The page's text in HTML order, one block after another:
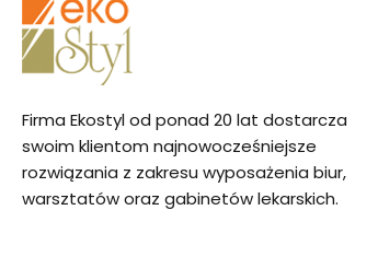
Firma Ekostyl od ponad 20 lat dostarcza
swoim klientom najnowocześniejsze
rozwiązania z zakresu wyposażenia biur,
warsztatów oraz gabinetów lekarskich.